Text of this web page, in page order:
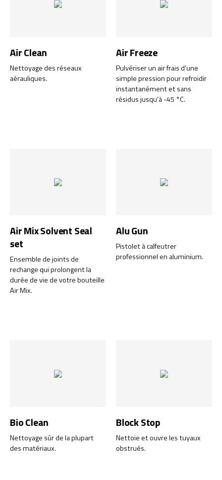
Air Clean
Nettoyage des réseaux
aérauliques.
Air Freeze
Pulvériser un air frais d’une
simple pression pour refroidir
instantanément et sans
résidus jusqu'à -45 °C.
Air Mix Solvent Seal
set
Ensemble de joints de
rechange qui prolongent la
durée de vie de votre bouteille
Air Mix.
Alu Gun
Pistolet à calfeutrer
professionnel en aluminium.
Bio Clean
Nettoyage sûr de la plupart
des matériaux.
Block Stop
Nettoie et ouvre les tuyaux
obstrués.